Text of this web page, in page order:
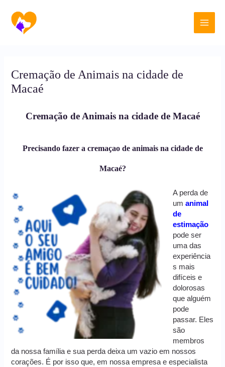
para
conteúdo
Main
Cremação de Animais na cidade de
Macaé
Cremação de Animais na cidade de Macaé
Precisando fazer a cremaçao de animais na cidade de
Macaé?
A perda de
umanimal
de
estimação
pode ser
uma das
experiência
s mais
difíceis e
dolorosas
que alguém
pode
passar. Eles
são
membros
da nossa família e sua perda deixa um vazio em nossos
corações. É por isso que, em nossa empresa e especialista